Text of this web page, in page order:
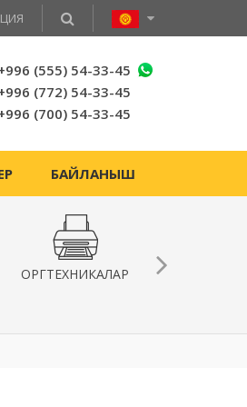
(555) 54-33-45
(772) 54-33-45
(700) 54-33-45
БАЙЛАНЫШ
ОРГТЕХНИКАЛАР